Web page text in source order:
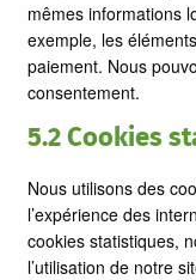
mêmes informations
exemple, les
paiement. Nous
consentement.
5.2 Cookies
Nous utilisons des
l’expérience des
cookies statistiques,
l’utilisation de notre